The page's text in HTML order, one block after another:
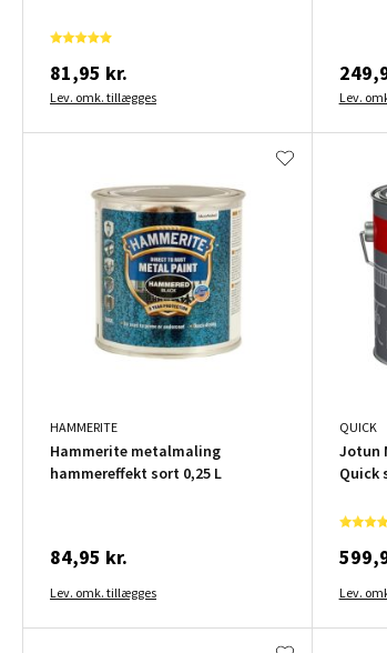
81,95 kr.
Lev. omk. tillægges Lev.
HAMMERITE
Hammerite metalmaling
hammereffekt sort 0,25 L
84,95 kr.
Lev. omk. tillægges
QUICK
Jotun
Quick
Lev.